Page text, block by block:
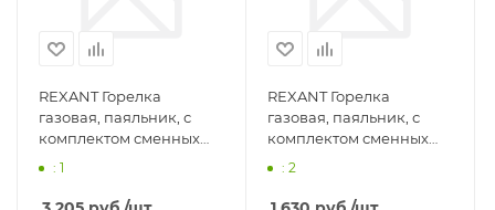
REXANT Горелка
газовая, паяльник, с
комплектом сменных
насадок, 11 предметов
: 1
REXANT Горелка
газовая, паяльник, с
комплектом сменных
насадок, 3 предмета
: 2